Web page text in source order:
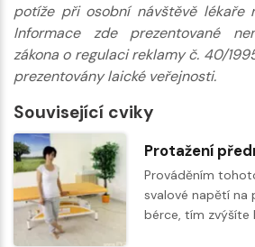
potíže při osobní návštěvě lékaře
Informace zde prezentované
zákona o regulaci reklamy č. 40/
prezentovány laické veřejnosti.
Související cviky
Prováděním
svalové napětí na
bérce, tím zvýšíte